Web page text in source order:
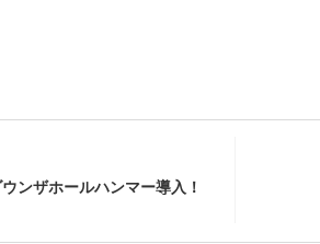
ンザホールハンマー導入！